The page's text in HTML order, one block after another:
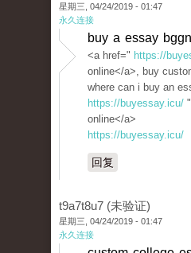
星期三, 04/24/2019 - 01:47
永久连接
buy a essay bggn
<a href=" https://
online</a>, buy
where can i buy an
https://buyessay.icu/
online</a>
https://buyessay.icu/
回复
t9a7t8u7 (未验证)
星期三, 04/24/2019 - 01:47
永久连接